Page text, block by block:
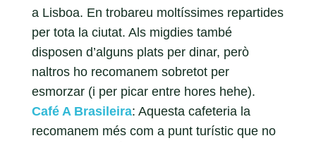
a Lisboa. En trobareu moltíssimes repartides
per tota la ciutat. Als migdies també
disposen d’alguns plats per dinar, però
naltros ho recomanem sobretot per
esmorzar (i per picar entre hores hehe).
Café A Brasileira: Aquesta cafeteria la
recomanem més com a punt turístic que no